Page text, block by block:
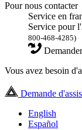
Pour nous contacter
Service en
Service pour
800-468-4285)
Vous avez besoin
Demande
English
Español